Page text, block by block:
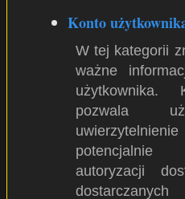
Konto
W tej kategorii
ważne
użytkownika.
pozwala
autoryzacji